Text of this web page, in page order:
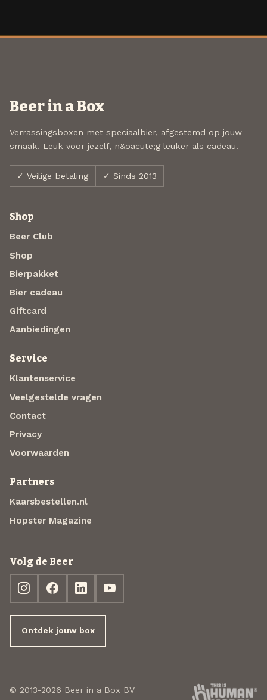
Beer in a Box
Verrassingsboxen met speciaalbier, afgestemd op jouw
smaak. Leuk voor jezelf, n&oacute;g leuker als cadeau.
✓ Veilige betaling ✓ Sinds 2013
Shop
Beer Club
Shop
Bierpakket
Bier cadeau
Giftcard
Aanbiedingen
Service
Klantenservice
Veelgestelde vragen
Contact
Privacy
Voorwaarden
Partners
Kaarsbestellen.nl
Hopster Magazine
Volg de Beer
Ontdek jouw box
© 2013-2026 Beer in a Box BV